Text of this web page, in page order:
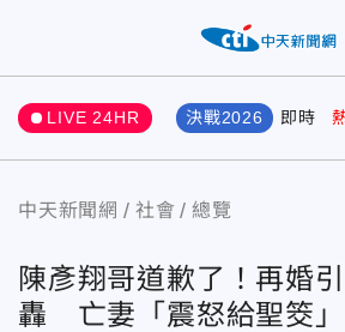
LIVE 24HR 決戰2026 即時
中天新聞網 社會 總覽
陳彥翔哥道歉了！再婚
轟 亡妻「震怒給聖筊」